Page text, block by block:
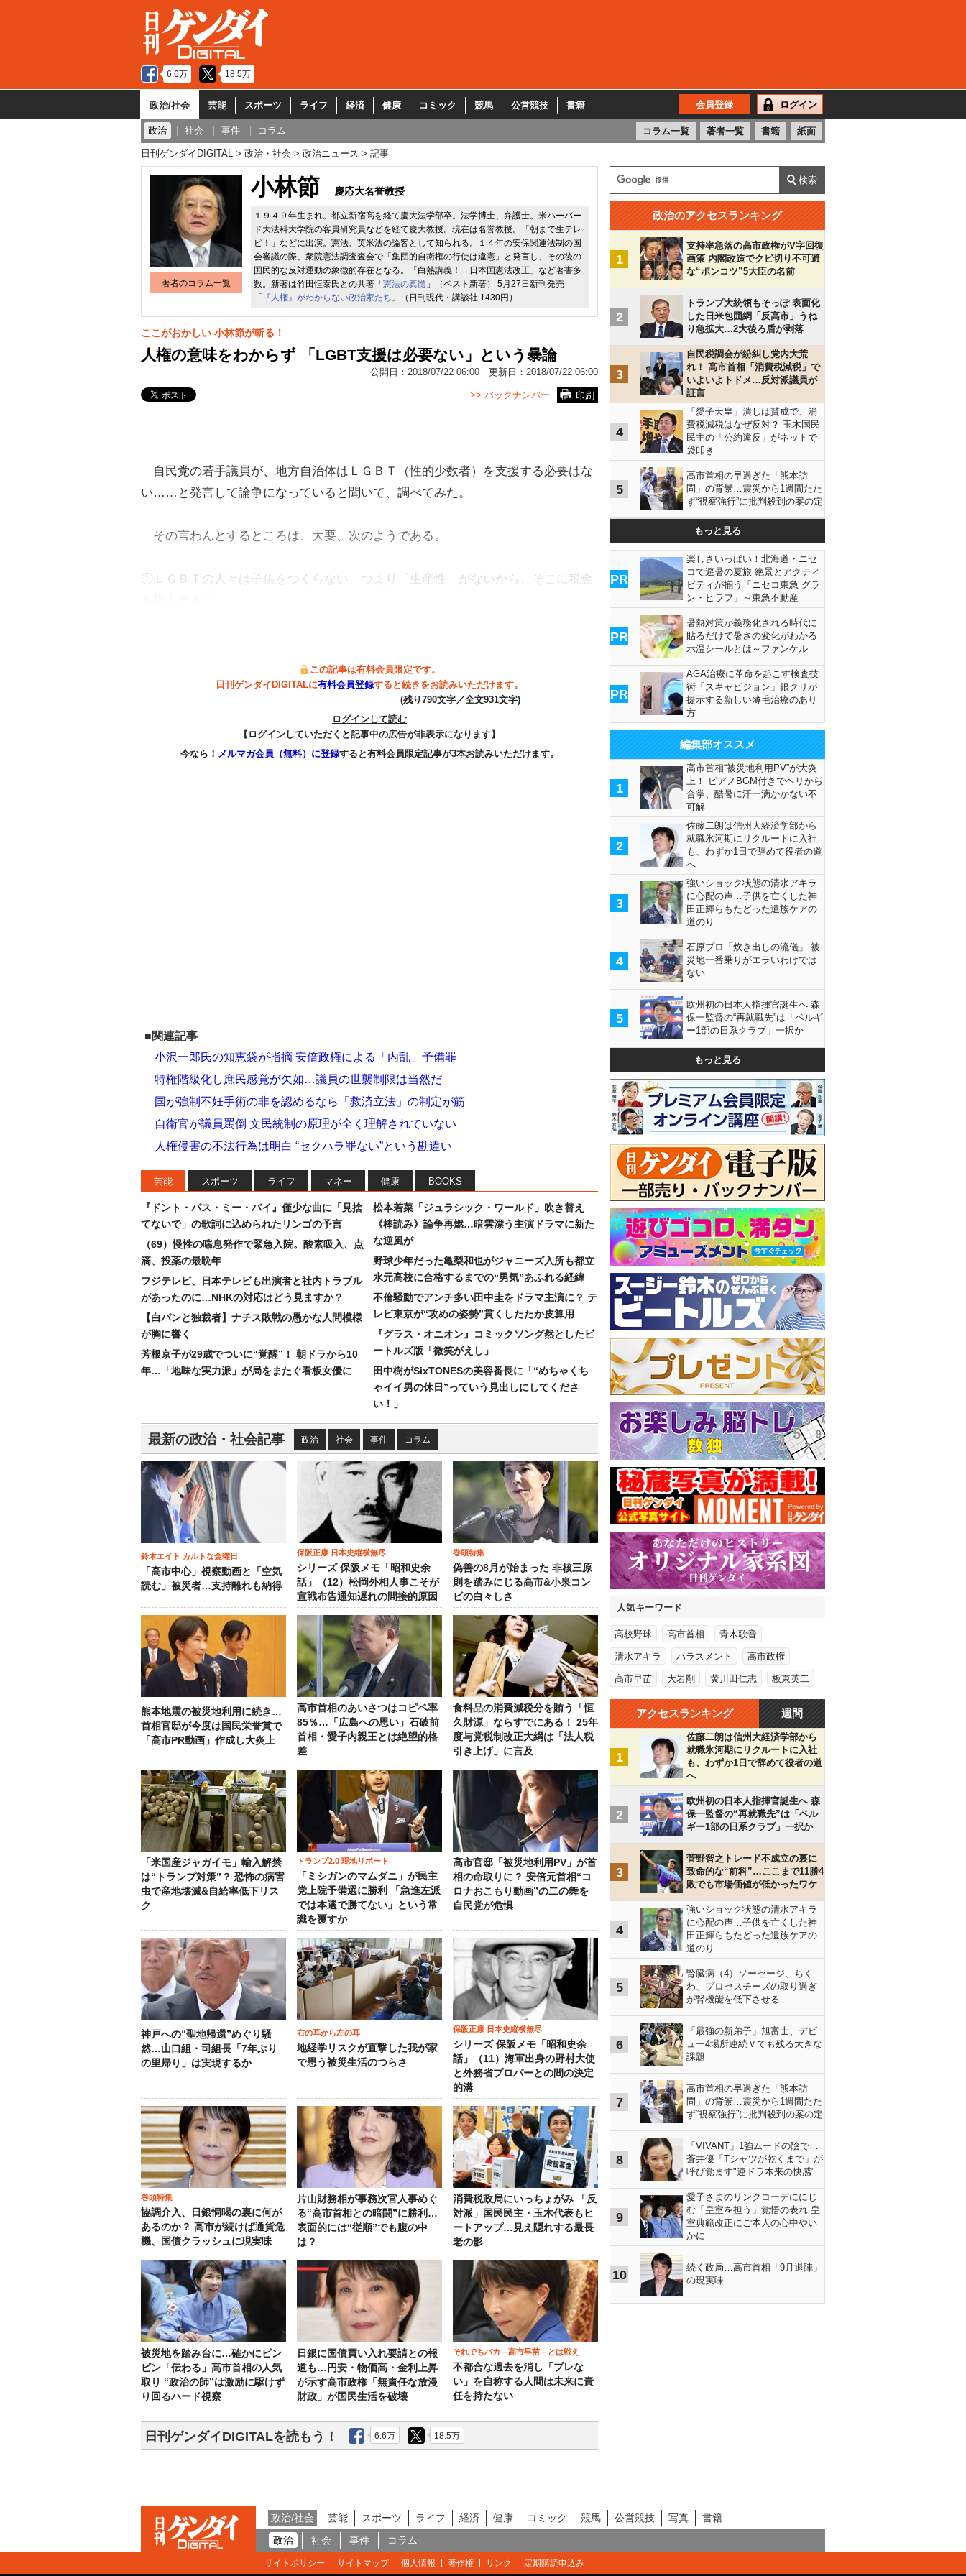
6.6万 18.5万
政治/社会 芸能 スポーツ ライフ 経済 健康 コミック 競馬 公営競技 書籍 会員登録 ログイン
政治 社会 事件 コラム コラム一覧 著者一覧 書籍 紙面
日刊ゲンダイDIGITAL 政治・社会 政治ニュース 記事
著者のコラム一覧
小林節 慶応大名誉教授
１９４９年生まれ。都立新宿高を経て慶大法学部卒。法学博士、弁護士。米ハーバー
ド大法科大学院の客員研究員などを経て慶大教授。現在は名誉教授。「朝まで生テレ
ビ！」などに出演。憲法、英米法の論客として知られる。１４年の安保関連法制の国
会審議の際、衆院憲法調査査会で「集団的自衛権の行使は違憲」と発言し、その後の
国民的な反対運動の象徴的存在となる。「白熱講義！ 日本国憲法改正」など著書多
数。新著は竹田恒泰氏との共著「 憲法の真髄 」（ベスト新著） 5月27日新刊発売
「
『人権』がわからない政治家たち 」（日刊現代・講談社 1430円）
ここがおかしい 小林節が斬る！
人権の意味をわからず 「LGBT支援は必要ない」という暴論
公開日： 2018/07/22 06:00 更新日： 2018/07/22 06:00
印刷
>> バックナンバー
自民党の若手議員が、地方自治体はＬＧＢＴ（性的少数者）を支援する必要はな
い……と発言して論争になっていると聞いて、調べてみた。
その言わんとするところは、大要、次のようである。
①ＬＧＢＴの人々は子供をつくらない、つまり「生産性」がないから、そこに税金
この記事は有料会員限定です。
日刊ゲンダイDIGITALに有料会員登録すると続きをお読みいただけます。
(残り790文字／全文931文字)
ログインして読む
【ログインしていただくと記事中の広告が非表示になります】
今なら！ メルマガ会員（無料）に登録すると有料会員限定記事が3本お読みいただけます。
■関連記事
小沢一郎氏の知恵袋が指摘 安倍政権による「内乱」予備罪
特権階級化し庶民感覚が欠如…議員の世襲制限は当然だ
国が強制不妊手術の非を認めるなら「救済立法」の制定が筋
自衛官が議員罵倒 文民統制の原理が全く理解されていない
人権侵害の不法行為は明白 “セクハラ罪ない”という勘違い
芸能 スポーツ ライフ マネー 健康 BOOKS
『ドント・パス・ミー・バイ』僅少な曲に「見捨
てないで」の歌詞に込められたリンゴの予言
（69）慢性の喘息発作で緊急入院。酸素吸入、点
滴、投薬の最晩年
フジテレビ、日本テレビも出演者と社内トラブル
があったのに…NHKの対応はどう見ますか？
【白パンと独裁者】ナチス敗戦の愚かな人間模様
が胸に響く
芳根京子が29歳でついに“覚醒”！ 朝ドラから10
年…「地味な実力派」が局をまたぐ看板女優に
松本若菜「ジュラシック・ワールド」吹き替え
《棒読み》論争再燃…暗雲漂う主演ドラマに新た
な逆風が
野球少年だった亀梨和也がジャニーズ入所も都立
水元高校に合格するまでの“男気”あふれる経緯
不倫騒動でアンチ多い田中圭をドラマ主演に？ テ
レビ東京が“攻めの姿勢”貫くしたたか皮算用
『グラス・オニオン』コミックソング然としたビ
ートルズ版「微笑がえし」
田中樹がSixTONESの美容番長に「“めちゃくち
ゃイイ男の休日”っていう見出しにしてくださ
い！」
最新の政治・社会記事 政治 社会 事件 コラム
鈴木エイト カルトな金曜日
「高市中心」視察動画と「空気
読む」被災者…支持離れも納得
保阪正康 日本史縦横無尽
シリーズ 保阪メモ「昭和史余
話」（12）松岡外相人事こそが
宣戦布告通知遅れの間接的原因
巻頭特集
偽善の8月が始まった 非核三原
則を踏みにじる高市&小泉コン
ビの白々しさ
熊本地震の被災地利用に続き…
首相官邸が今度は国民栄誉賞で
「高市PR動画」作成し大炎上
高市首相のあいさつはコピペ率
85％…「広島への思い」石破前
首相・愛子内親王とは絶望的格
差
食料品の消費減税分を賄う「恒
久財源」ならすでにある！ 25年
度与党税制改正大綱は「法人税
引き上げ」に言及
「米国産ジャガイモ」輸入解禁
は“トランプ対策”？ 恐怖の病害
虫で産地壊滅&自給率低下リス
ク
トランプ2.0 現地リポート
「ミシガンのマムダニ」が民主
党上院予備選に勝利 「急進左派
では本選で勝てない」という常
識を覆すか
高市官邸「被災地利用PV」が首
相の命取りに？ 安倍元首相“コ
ロナおこもり動画”の二の舞を
自民党が危惧
神戸への“聖地帰還”めぐり騒
然…山口組・司組長「7年ぶり
の里帰り」は実現するか
右の耳から左の耳
地経学リスクが直撃した我が家
で思う被災生活のつらさ
保阪正康 日本史縦横無尽
シリーズ 保阪メモ「昭和史余
話」（11）海軍出身の野村大使
と外務省プロパーとの間の決定
的溝
巻頭特集
協調介入、日銀恫喝の裏に何が
あるのか？ 高市が続けば通貨危
機、国債クラッシュに現実味
片山財務相が事務次官人事めぐ
る“高市首相との暗闘”に勝利…
表面的には“従順”でも腹の中
は？
消費税政局にいっちょがみ 「反
対派」国民民主・玉木代表もヒ
ートアップ…見え隠れする最長
老の影
被災地を踏み台に…確かにビン
ビン「伝わる」高市首相の人気
取り “政治の師”は激励に駆けず
り回るハード視察
日銀に国債買い入れ要請との報
道も…円安・物価高・金利上昇
が示す高市政権「無責任な放漫
財政」が国民生活を破壊
それでもバカ－高市早苗－とは戦え
不都合な過去を消し「ブレな
い」を自称する人間は未来に責
任を持たない
日刊ゲンダイDIGITALを読もう！ 6.6万 18.5万
政治のアクセスランキング
1
支持率急落の高市政権がV字回復
画策 内閣改造でクビ切り不可避
な“ポンコツ”5大臣の名前
2
トランプ大統領もそっぽ 表面化
した日米包囲網「反高市」うね
り急拡大…2大後ろ盾が剥落
3
自民税調会が紛糾し党内大荒
れ！ 高市首相「消費税減税」で
いよいよトドメ…反対派議員が
証言
4
「愛子天皇」潰しは賛成で、消
費税減税はなぜ反対？ 玉木国民
民主の「公約違反」がネットで
袋叩き
5
高市首相の早過ぎた「熊本訪
問」の背景…震災から1週間たた
ず“視察強行”に批判殺到の案の定
もっと見る
PR
楽しさいっぱい！北海道・ニセ
コで避暑の夏旅 絶景とアクティ
ビティが揃う「ニセコ東急 グラ
ン・ヒラフ」～東急不動産
PR
暑熱対策が義務化される時代に
貼るだけで暑さの変化がわかる
示温シールとは～ファンケル
PR
AGA治療に革命を起こす検査技
術「スキャビジョン」銀クリが
提示する新しい薄毛治療のあり
方
編集部オススメ
1
高市首相“被災地利用PV”が大炎
上！ ピアノBGM付きでヘリから
合掌、酷暑に汗一滴かかない不
可解
2
佐藤二朗は信州大経済学部から
就職氷河期にリクルートに入社
も、わずか1日で辞めて役者の道
へ
3
強いショック状態の清水アキラ
に心配の声…子供を亡くした神
田正輝らもたどった遺族ケアの
道のり
4
石原プロ「炊き出しの流儀」 被
災地一番乗りがエラいわけでは
ない
5
欧州初の日本人指揮官誕生へ 森
保一監督の“再就職先”は「ベルギ
ー1部の日系クラブ」一択か
もっと見る
人気キーワード
高校野球 高市首相 青木歌音
清水アキラ ハラスメント 高市政権
高市早苗 大岩剛 黄川田仁志 板東英二
アクセスランキング 週間
1
佐藤二朗は信州大経済学部から
就職氷河期にリクルートに入社
も、わずか1日で辞めて役者の道
へ
2
欧州初の日本人指揮官誕生へ 森
保一監督の“再就職先”は「ベル
ギー1部の日系クラブ」一択か
3
菅野智之トレード不成立の裏に
致命的な“前科”…ここまで11勝4
敗でも市場価値が低かったワケ
4
強いショック状態の清水アキラ
に心配の声…子供を亡くした神
田正輝らもたどった遺族ケアの
道のり
5
腎臓病（4）ソーセージ、ちく
わ、プロセスチーズの取り過ぎ
が腎機能を低下させる
6
「最強の新弟子」旭富士、デビ
ュー4場所連続Ｖでも残る大きな
課題
7
高市首相の早過ぎた「熊本訪
問」の背景…震災から1週間たた
ず“視察強行”に批判殺到の案の定
8
「VIVANT」1強ムードの陰で…
蒼井優「Tシャツが乾くまで」が
呼び覚ます"連ドラ本来の快感"
9
愛子さまのリンクコーデににじ
む「皇室を担う」覚悟の表れ 皇
室典範改正にご本人の心中やい
かに
10
続く政局…高市首相「9月退陣」
の現実味
政治/社会 芸能 スポーツ ライフ 経済 健康 コミック 競馬 公営競技 写真
書籍
政治
社会 事件 コラム
サイトポリシー サイトマップ 個人情報 著作権 リンク 定期購読申込み